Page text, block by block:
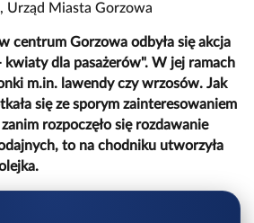
Miasta Gorzowa
centrum Gorzowa odbyła się akcja
kwiaty dla pasażerów". W jej ramach
m.in. lawendy czy wrzosów. Jak
się ze sporym zainteresowaniem
rozpoczęło się rozdawanie
to na chodniku utworzyła